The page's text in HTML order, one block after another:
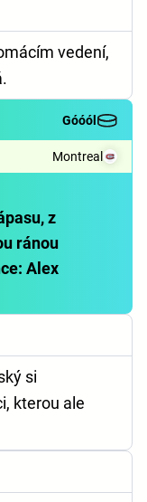
vedení,
Góóól
Montreal
z
ránou
Alex
si
kterou ale